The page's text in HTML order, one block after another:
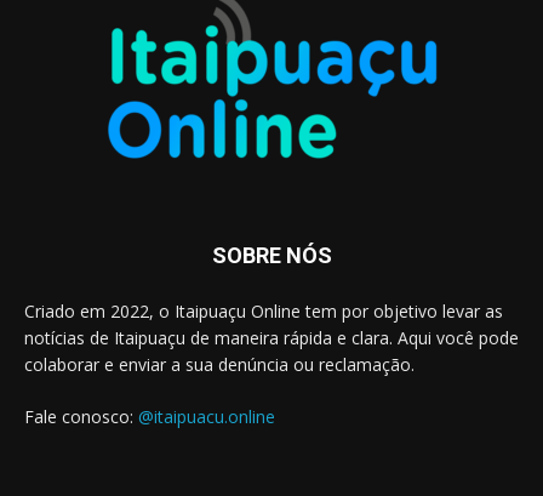
SOBRE NÓS
Criado em 2022, o Itaipuaçu Online tem por objetivo levar as
notícias de Itaipuaçu de maneira rápida e clara. Aqui você pode
colaborar e enviar a sua denúncia ou reclamação.
Fale conosco: @itaipuacu.online